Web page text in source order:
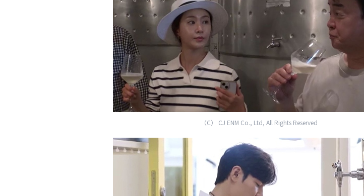
（C） CJ ENM Co., Ltd, All Rights Reserved